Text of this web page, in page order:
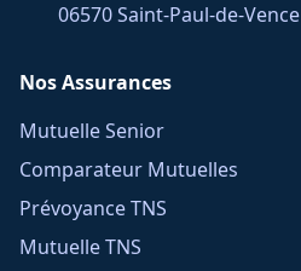
06570 Saint-Paul-de-Vence
Nos Assurances
Mutuelle Senior
Comparateur Mutuelles
Prévoyance TNS
Mutuelle TNS